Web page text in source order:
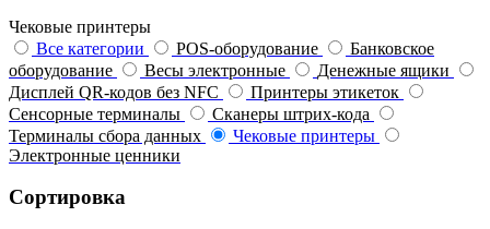
Чековые принтеры
Все категории
POS-оборудование
Банковское
оборудование
Весы электронные
Денежные ящики
Дисплей QR-кодов без NFC
Принтеры этикеток
Сенсорные терминалы
Сканеры штрих-кода
Терминалы сбора данных
Чековые принтеры
Электронные ценники
Сортировка